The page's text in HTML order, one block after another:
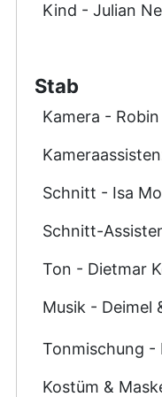
Kind - Julian
Stab
Kamera -
Schnitt - Isa
Schnitt-
Ton - Dietmar
Musik - Deimel
Tonmischung -
Kostüm &